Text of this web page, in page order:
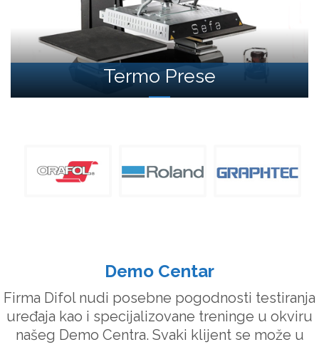
Termo Prese
Demo Centar
Firma Difol nudi posebne pogodnosti testiranja
uređaja kao i specijalizovane treninge u okviru
našeg Demo Centra. Svaki klijent se može u